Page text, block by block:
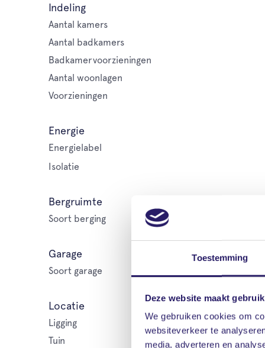
Toestemming
Deze website maakt
We gebruiken cookies om
websiteverkeer te
media, adverteren en
Indeling
Aantal kamers
Aantal badkamers
Badkamervoorzieningen
Aantal woonlagen
Voorzieningen
Energie
Energielabel
Isolatie
Bergruimte
Soort berging
Garage
Soort garage
Locatie
Ligging
Tuin